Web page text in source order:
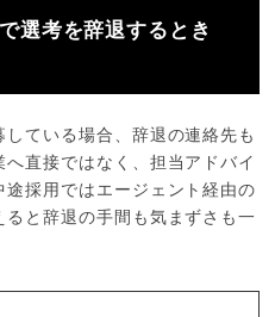
選考を辞退するとき
ている場合、辞退の連絡先も
直接ではなく、担当アドバイ
採用ではエージェント経由の
と辞退の手間も気まずさも一